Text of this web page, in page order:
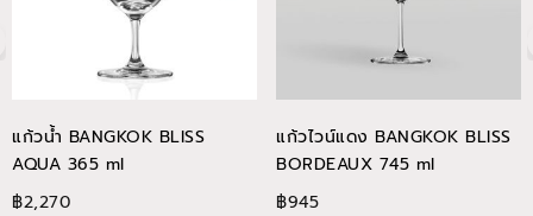
แก้วน้ำ BANGKOK BLISS
AQUA 365 ml
฿2,270
แก้วไวน์แดง BANGKOK BLISS
BORDEAUX 745 ml
฿945